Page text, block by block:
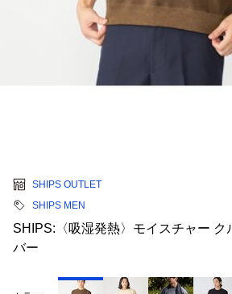
SHIPS OUTLET
SHIPS MEN
SHIPS:〈吸湿発熱〉モイスチャー ク
バー